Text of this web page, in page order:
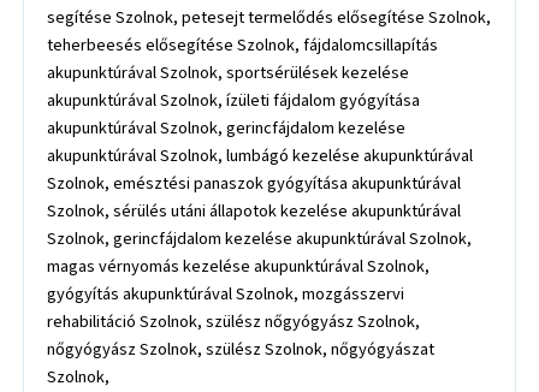
segítése Szolnok, petesejt termelődés elősegítése Szolnok,
teherbeesés elősegítése Szolnok, fájdalomcsillapítás
akupunktúrával Szolnok, sportsérülések kezelése
akupunktúrával Szolnok, ízületi fájdalom gyógyítása
akupunktúrával Szolnok, gerincfájdalom kezelése
akupunktúrával Szolnok, lumbágó kezelése akupunktúrával
Szolnok, emésztési panaszok gyógyítása akupunktúrával
Szolnok, sérülés utáni állapotok kezelése akupunktúrával
Szolnok, gerincfájdalom kezelése akupunktúrával Szolnok,
magas vérnyomás kezelése akupunktúrával Szolnok,
gyógyítás akupunktúrával Szolnok, mozgásszervi
rehabilitáció Szolnok, szülész nőgyógyász Szolnok,
nőgyógyász Szolnok, szülész Szolnok, nőgyógyászat
Szolnok,